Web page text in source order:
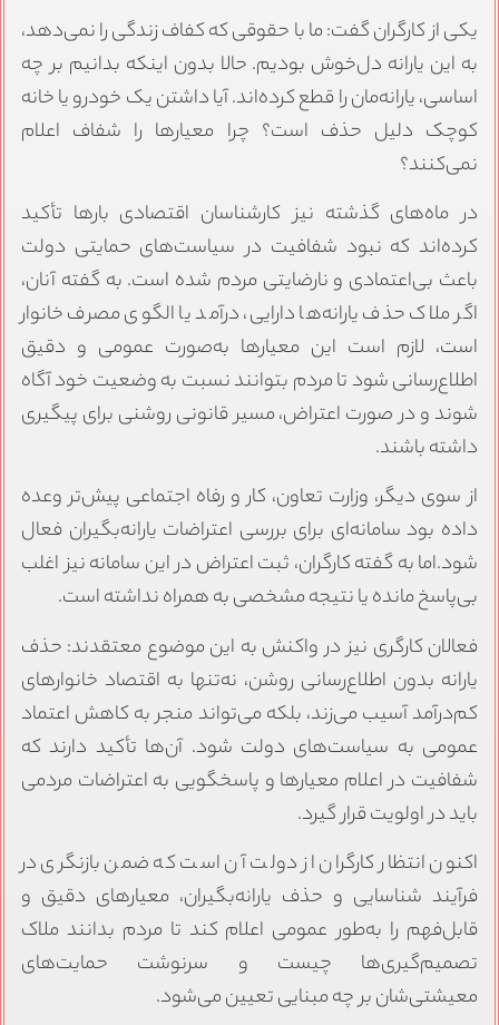
یکی از کارگران گفت: ما با حقوقی که کفاف زندگی را نمی‌دهد،
به این یارانه دل‌خوش بودیم. حالا بدون اینکه بدانیم بر چه
اساسی، یارانه‌مان را قطع کرده‌اند. آیا داشتن یک خودرو یا خانه
کوچک دلیل حذف است؟ چرا معیارها را شفاف اعلام
نمی‌کنند؟
در ماه‌های گذشته نیز کارشناسان اقتصادی بارها تأکید
کرده‌اند که نبود شفافیت در سیاست‌های حمایتی دولت
باعث بی‌اعتمادی و نارضایتی مردم شده است. به گفته آنان،
اگر ملاک حذف یارانه‌ها دارایی، درآمد یا الگوی مصرف خانوار
است، لازم است این معیارها به‌صورت عمومی و دقیق
اطلاع‌رسانی شود تا مردم بتوانند نسبت به وضعیت خود آگاه
شوند و در صورت اعتراض، مسیر قانونی روشنی برای پیگیری
داشته باشند.
از سوی دیگر، وزارت تعاون، کار و رفاه اجتماعی پیش‌تر وعده
داده بود سامانه‌ای برای بررسی اعتراضات یارانه‌بگیران فعال
شود.اما به گفته کارگران، ثبت اعتراض در این سامانه نیز اغلب
بی‌پاسخ مانده یا نتیجه مشخصی به همراه نداشته است.
فعالان کارگری نیز در واکنش به این موضوع معتقدند: حذف
یارانه بدون اطلاع‌رسانی روشن، نه‌تنها به اقتصاد خانوارهای
کم‌درآمد آسیب می‌زند، بلکه می‌تواند منجر به کاهش اعتماد
عمومی به سیاست‌های دولت شود. آن‌ها تأکید دارند که
شفافیت در اعلام معیارها و پاسخگویی به اعتراضات مردمی
باید در اولویت قرار گیرد.
اکنون انتظار کارگران از دولت آن است که ضمن بازنگری در
فرآیند شناسایی و حذف یارانه‌بگیران، معیارهای دقیق و
قابل‌فهم را به‌طور عمومی اعلام کند تا مردم بدانند ملاک
تصمیم‌گیری‌ها چیست و سرنوشت حمایت‌های
معیشتی‌شان بر چه مبنایی تعیین می‌شود.